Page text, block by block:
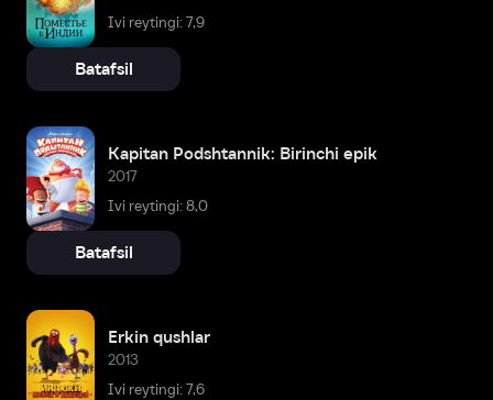
Ivi reytingi: 7,9
Batafsil
Kapitan Podshtannik: Birinchi epik
2017
Ivi reytingi: 8,0
Batafsil
Erkin qushlar
2013
Ivi reytingi: 7,6